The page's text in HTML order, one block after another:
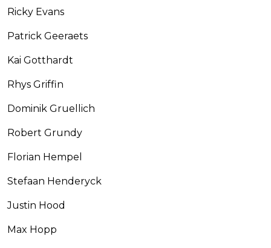
Ricky Evans
Patrick Geeraets
Kai Gotthardt
Rhys Griffin
Dominik Gruellich
Robert Grundy
Florian Hempel
Stefaan Henderyck
Justin Hood
Max Hopp